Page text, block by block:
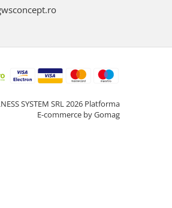
SYSTEM SRL 2026 Platforma
E-commerce by Gomag